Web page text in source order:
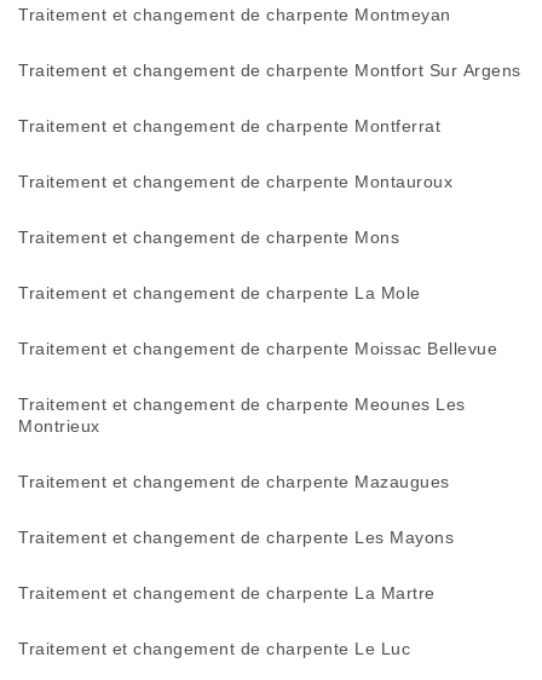
Traitement et changement de charpente Montmeyan
Traitement et changement de charpente Montfort Sur Argens
Traitement et changement de charpente Montferrat
Traitement et changement de charpente Montauroux
Traitement et changement de charpente Mons
Traitement et changement de charpente La Mole
Traitement et changement de charpente Moissac Bellevue
Traitement et changement de charpente Meounes Les
Montrieux
Traitement et changement de charpente Mazaugues
Traitement et changement de charpente Les Mayons
Traitement et changement de charpente La Martre
Traitement et changement de charpente Le Luc